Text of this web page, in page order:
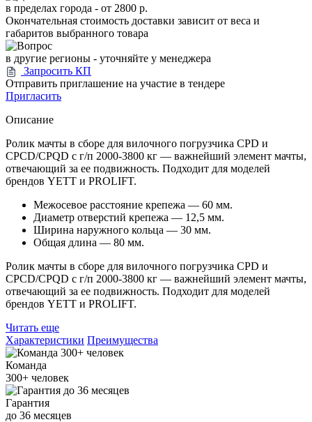
в пределах города - от 2800 р.
Окончательная стоимость доставки зависит от веса и
габаритов выбранного товара
в другие регионы - уточняйте у менеджера
Запросить КП
Отправить приглашение на участие в тендере
Пригласить
Описание
Ролик мачты в сборе для вилочного погрузчика CPD и
CPCD/CPQD с г/п 2000-3800 кг — важнейший элемент мачты,
отвечающий за ее подвижность. Подходит для моделей
брендов YETT и PROLIFT.
Межосевое расстояние крепежа — 60 мм.
Диаметр отверстий крепежа — 12,5 мм.
Ширина наружного кольца — 30 мм.
Общая длина — 80 мм.
Ролик мачты в сборе для вилочного погрузчика CPD и
CPCD/CPQD с г/п 2000-3800 кг — важнейший элемент мачты,
отвечающий за ее подвижность. Подходит для моделей
брендов YETT и PROLIFT.
Читать еще
Характеристики Преимущества
Команда
300+ человек
Гарантия
до 36 месяцев